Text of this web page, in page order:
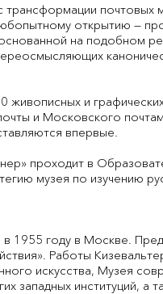
трансформации
открытию —
на подобном
и
и Московского
впервые.
проходит в
музея по изучению
в 1955 году в Москве.
Работы
искусства, Музея
западных институций, а